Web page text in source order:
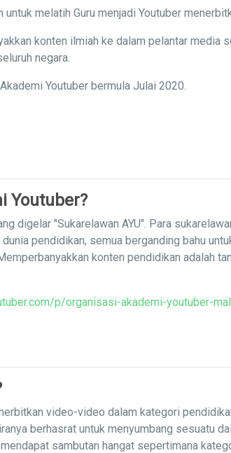
melatih Guru menjadi Youtuber
konten ilmiah ke dalam pelantar media
negara.
Youtuber bermula Julai 2020.
Youtuber?
digelar "Sukarelawan AYU". Para
pendidikan, semua berganding bahu
konten pendidikan adalah
p/organisasi-akademi-youtuber-
video-video dalam kategori
berhasrat untuk menyumbang sesuatu
sambutan hangat sepertimana